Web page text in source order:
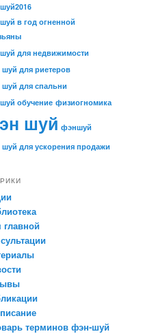
в год огненной
для недвижимости
для риетеров
для спальни
обучение физиогномика
шуй фэншуй
для ускорения продажи
главной
терминов фэн-шуй